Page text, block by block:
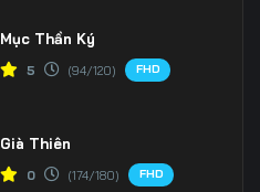
Mục Thần Ký
5 (94/120) FHD
Già Thiên
0 (174/180) FHD